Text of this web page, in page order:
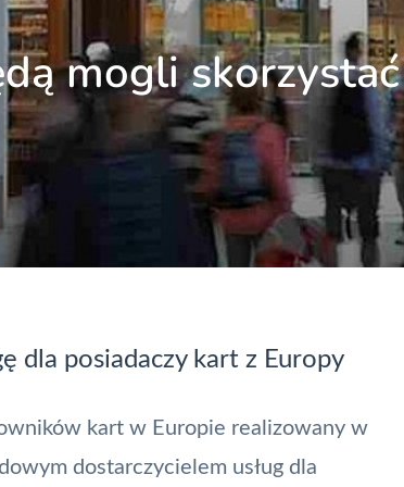
mogli
dla posiadaczy kart z Europy
kart w Europie realizowany w
dostarczycielem usług dla